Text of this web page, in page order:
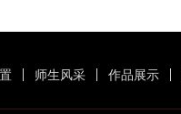
师生风采 作品展示